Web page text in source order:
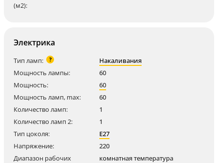
(м2):
Электрика
Тип ламп: ?
Накаливания
Мощность лампы:
60
Мощность:
60
Мощность ламп, max:
60
Количество ламп:
1
Количество ламп 2:
1
Тип цоколя:
E27
Напряжение:
220
Диапазон рабочих
комнатная температура